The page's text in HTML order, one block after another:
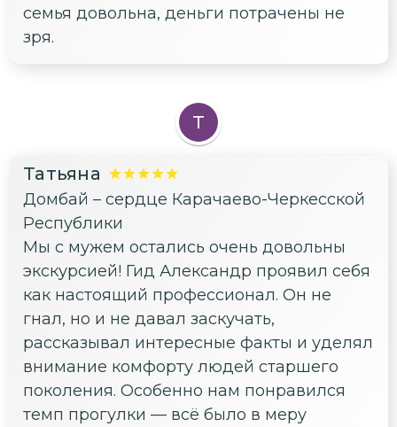
семья довольна, деньги потрачены не
зря.
Т
Татьяна
Домбай – сердце Карачаево-Черкесской
Республики
Мы с мужем остались очень довольны
экскурсией! Гид Александр проявил себя
как настоящий профессионал. Он не
гнал, но и не давал заскучать,
рассказывал интересные факты и уделял
внимание комфорту людей старшего
поколения. Особенно нам понравился
темп прогулки — всё было в меру